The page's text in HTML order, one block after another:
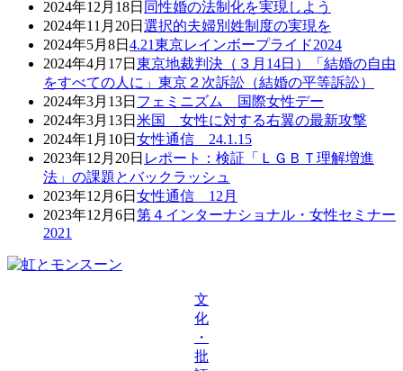
2024年12月18日 同性婚の法制化を実現しよう
2024年11月20日 選択的夫婦別姓制度の実現を
2024年5月8日 4.21東京レインボープライド2024
2024年4月17日 東京地裁判決（３月14日）「結婚の自由
をすべての人に」東京２次訴訟（結婚の平等訴訟）
2024年3月13日 フェミニズム 国際女性デー
2024年3月13日 米国 女性に対する右翼の最新攻撃
2024年1月10日 女性通信 24.1.15
2023年12月20日 レポート：検証「ＬＧＢＴ理解増進
法」の課題とバックラッシュ
2023年12月6日 女性通信 12月
2023年12月6日 第４インターナショナル・女性セミナー
2021
文
化
・
批